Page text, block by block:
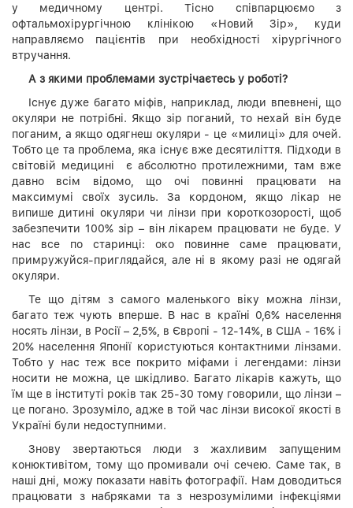
у медичному центрі. Тісно співпарцюємо з
офтальмохірургічною клінікою «Новий Зір», куди
направляємо пацієнтів при необхідності хірургічного
втручання.
А з якими проблемами зустрічаєтесь у роботі?
Існує дуже багато міфів, наприклад, люди впевнені, що
окуляри не потрібні. Якщо зір поганий, то нехай він буде
поганим, а якщо одягнеш окуляри - це «милиці» для очей.
Тобто це та проблема, яка існує вже десятиліття. Підходи в
світовій медицині є абсолютно протилежними, там вже
давно всім відомо, що очі повинні працювати на
максимумі своїх зусиль. За кордоном, якщо лікар не
випише дитині окуляри чи лінзи при короткозорості, щоб
забезпечити 100% зір – він лікарем працювати не буде. У
нас все по старинці: око повинне саме працювати,
примружуйся-приглядайся, але ні в якому разі не одягай
окуляри.
Те що дітям з самого маленького віку можна лінзи,
багато теж чують вперше. В нас в країні 0,6% населення
носять лінзи, в Росії – 2,5%, в Європі - 12-14%, в США - 16% і
20% населення Японії користуються контактними лінзами.
Тобто у нас теж все покрито міфами і легендами: лінзи
носити не можна, це шкідливо. Багато лікарів кажуть, що
їм ще в інституті років так 25-30 тому говорили, що лінзи –
це погано. Зрозуміло, адже в той час лінзи високої якості в
Україні були недоступними.
Знову звертаються люди з жахливим запущеним
конюктивітом, тому що промивали очі сечею. Саме так, в
наші дні, можу показати навіть фотографії. Нам доводиться
працювати з набряками та з незрозумілими інфекціями